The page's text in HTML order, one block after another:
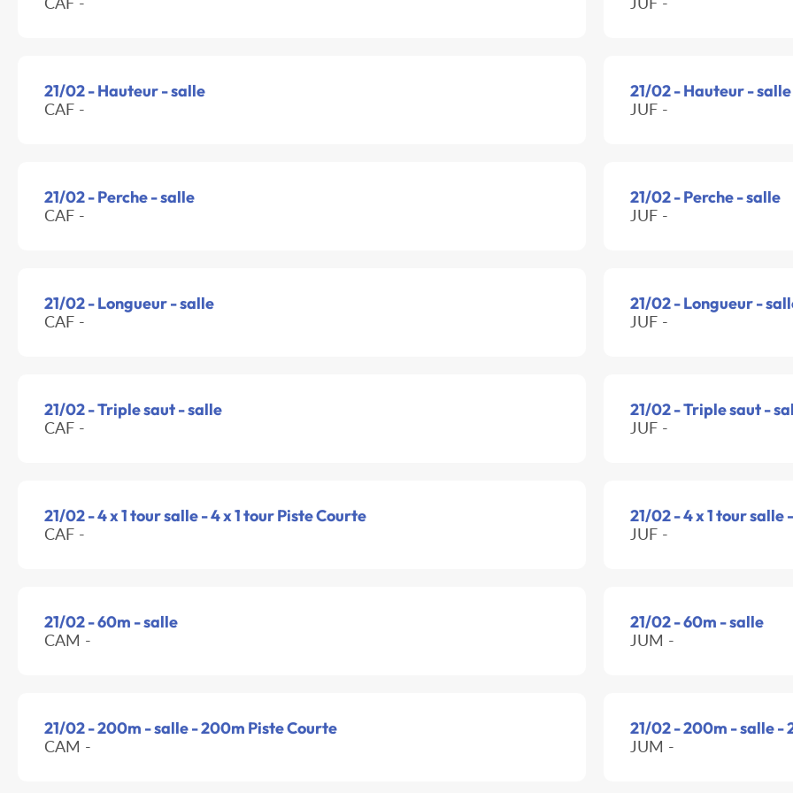
21/02 - Hauteur - salle
CAF -
21/02 - Hauteur - salle
JUF -
21/02 - Perche - salle
CAF -
21/02 - Perche - salle
JUF -
21/02 - Longueur - salle
CAF -
21/02 - Longueur -
JUF -
21/02 - Triple saut - salle
CAF -
21/02 - Triple saut -
JUF -
21/02 - 4 x 1 tour salle - 4 x 1 tour Piste Courte
CAF -
21/02 - 4 x 1 tour salle
JUF -
21/02 - 60m - salle
CAM -
21/02 - 60m - salle
JUM -
21/02 - 200m - salle - 200m Piste Courte
CAM -
21/02 - 200m - salle -
JUM -